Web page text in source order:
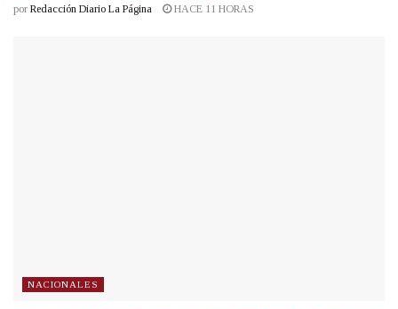
por Redacción Diario La Página HACE 11 HORAS
NACIONALES